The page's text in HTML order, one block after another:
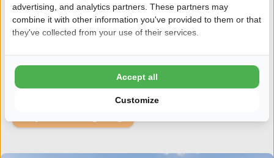
natuurliefhebber? Ontdek dan het Nationale Park Weerribben
Wieden. Dit natuurgebied ligt om de hoek van het park en
nodigt uit voor prachtige fiets en wandeltochten. Om de échte
je de omgeving vanuit het water. Verder kan je in de omgeving
eindeloos struinen door de karakteristieke dorpjes. Kortom:
het buitenleven roept hier!
advertising, and analytics partners. These partners may
combine it with other information you've provided to them or that
they've collected from your use of their services.
Customize
Accept all